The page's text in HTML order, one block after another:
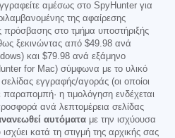
αμέσως στο SpyHunter για
της αφαίρεσης
πρόσβασης στο τμήμα υποστήριξής
ξεκινώντας από $49.98 ανά
και $79.98 ανά εξάμηνο
for Mac) σύμφωνα με το υλικό
εγγραφής/αγοράς (οι οποίοι
η τιμολόγηση ενδέχεται
ανά λεπτομέρεια σελίδας
αυτόματα με την ισχύουσα
κατά τη στιγμή της αρχικής σας